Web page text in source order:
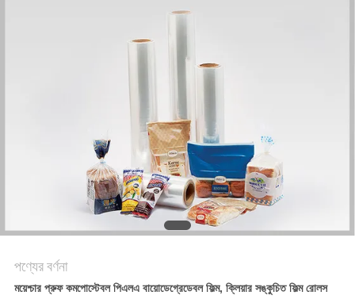
পণ্যের বর্ণনা
ময়েশ্চার প্রুফ কমপোস্টেবল পিএলএ বায়োডেগ্রেডেবল ফিল্ম, ক্লিয়ার সঙ্কুচিত ফিল্ম রোলস